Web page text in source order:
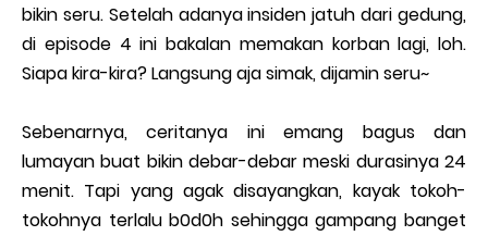
bikin seru. Setelah adanya insiden jatuh dari gedung,
di episode 4 ini bakalan memakan korban lagi, loh.
Siapa kira-kira? Langsung aja simak, dijamin seru~
Sebenarnya, ceritanya ini emang bagus dan
lumayan buat bikin debar-debar meski durasinya 24
menit. Tapi yang agak disayangkan, kayak tokoh-
tokohnya terlalu b0d0h sehingga gampang banget